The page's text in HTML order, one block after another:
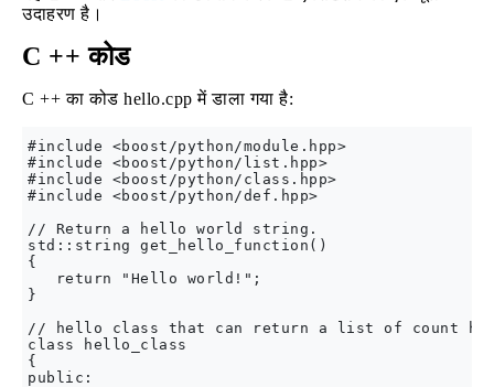
उदाहरण है।
C ++ कोड
C ++ का कोड hello.cpp में डाला गया है:
#include <boost/python/module.hpp>
#include <boost/python/list.hpp>
#include <boost/python/class.hpp>
#include <boost/python/def.hpp>
// Return a hello world string.
std::string get_hello_function()
{
   return "Hello world!";
}
// hello class that can return a list of count
class hello_class
{
public: